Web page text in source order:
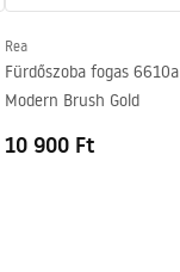
Rea
Fürdőszoba fogas 6610a
Modern Brush Gold
10 900 Ft